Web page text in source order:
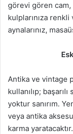
görevi gören cam,
kulplarınıza
aynalarınız,
Antika ve vintage
kullanılıp;
yoktur sanırım.
veya antika
karma